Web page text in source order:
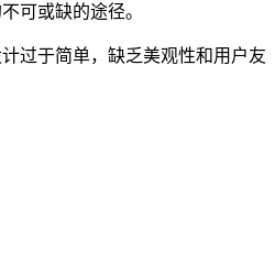
可或缺的途径。
过于简单，缺乏美观性和用户友